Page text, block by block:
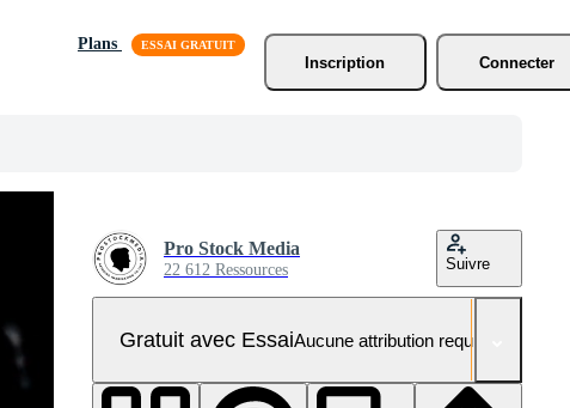
Plans
Inscription
Connecter
Pro Stock Media
22 612 Ressources Suivre
Gratuit avec EssaiAucune attribution requise